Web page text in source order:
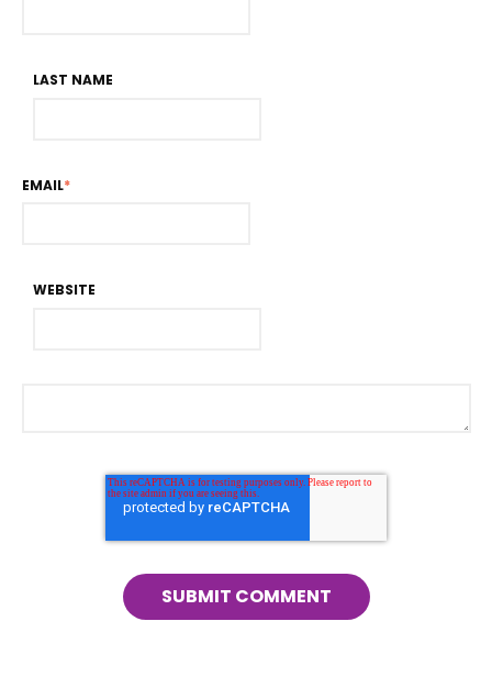
LAST NAME
EMAIL*
WEBSITE